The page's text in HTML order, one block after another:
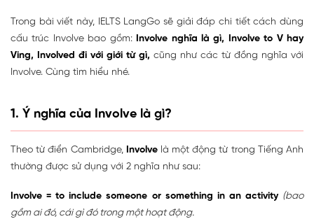
Trong bài viết này, IELTS LangGo sẽ giải đáp chi tiết cách dùng
cấu trúc Involve bao gồm: Involve nghĩa là gì, Involve to V hay
Ving, Involved đi với giới từ gì, cũng như các từ đồng nghĩa với
Involve. Cùng tìm hiểu nhé.
1. Ý nghĩa của Involve là gì?
Theo từ điển Cambridge, Involve là một động từ trong Tiếng Anh
thường được sử dụng với 2 nghĩa như sau:
Involve = to include someone or something in an activity (bao
gồm ai đó, cái gì đó trong một hoạt động.